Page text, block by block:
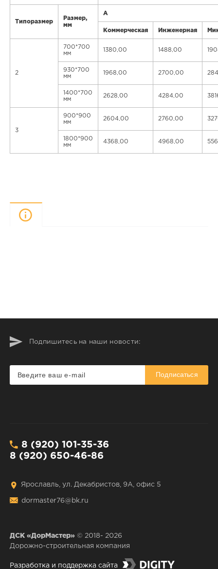
Типоразмер
Размер,
мм
А
Коммерческая Инженерная
2
700*700
мм
1380,00 1488,00
930*700
мм
1968,00 2700,00
1400*700
мм
2628,00 4284,00
3
900*900
мм
2604,00 2760,00
1800*900
мм
4368,00 4968,00
Подпишитесь на наши новости:
Подписаться
8 (920) 101-35-36
8 (920) 650-46-86
Ярославль, ул. Декабристов, 9А, офис 5
dormaster76@bk.ru
ДСК «ДорМастер»© 2018- 2026
Дорожно-строительная компания
Разработка и поддержка сайта